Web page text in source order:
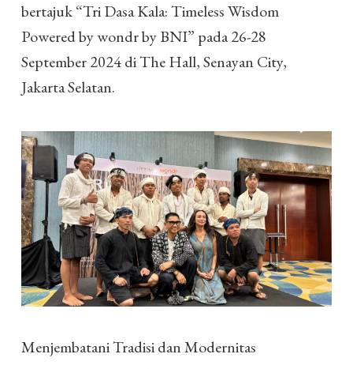
bertajuk “Tri Dasa Kala: Timeless Wisdom
Powered by wondr by BNI” pada 26-28
September 2024 di The Hall, Senayan City,
Jakarta Selatan.
Menjembatani Tradisi dan Modernitas